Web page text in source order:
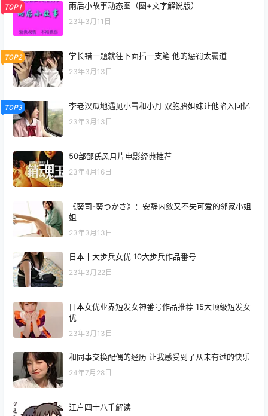
TOP1 雨后小故事动态图（图+文字解说版）
23年3月11日
TOP2 学长错一题就往下面插一支笔 他的惩罚太霸道
23年3月13日
TOP3 李老汉瓜地遇见小雪和小丹 双胞胎姐妹让他陷入回忆
23年3月13日
50部邵氏风月片电影经典推荐
23年4月16日
《葵司-葵つかさ》：安静内敛又不失可爱的邻家小姐
姐
23年3月13日
日本十大步兵女优 10大步兵作品番号
23年3月22日
日本女优业界短发女神番号作品推荐 15大顶级短发女
优
23年3月13日
和同事交换配偶的经历 让我感受到了从未有过的快乐
24年7月28日
江户四十八手解读